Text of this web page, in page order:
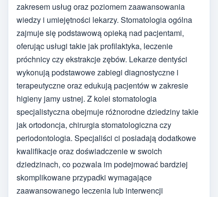
zakresem usług oraz poziomem zaawansowania
wiedzy i umiejętności lekarzy. Stomatologia ogólna
zajmuje się podstawową opieką nad pacjentami,
oferując usługi takie jak profilaktyka, leczenie
próchnicy czy ekstrakcje zębów. Lekarze dentyści
wykonują podstawowe zabiegi diagnostyczne i
terapeutyczne oraz edukują pacjentów w zakresie
higieny jamy ustnej. Z kolei stomatologia
specjalistyczna obejmuje różnorodne dziedziny takie
jak ortodoncja, chirurgia stomatologiczna czy
periodontologia. Specjaliści ci posiadają dodatkowe
kwalifikacje oraz doświadczenie w swoich
dziedzinach, co pozwala im podejmować bardziej
skomplikowane przypadki wymagające
zaawansowanego leczenia lub interwencji